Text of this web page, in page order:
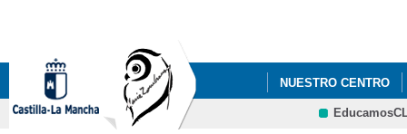
NUESTRO CENTRO
PLAN DE ÉXITO